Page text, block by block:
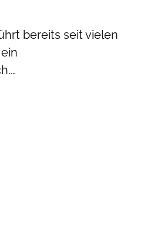
bereits seit vielen